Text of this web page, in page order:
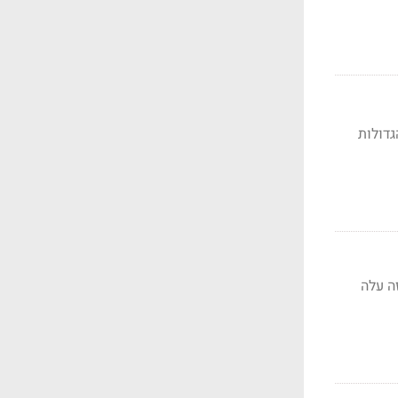
אירו. כמה זה עלה